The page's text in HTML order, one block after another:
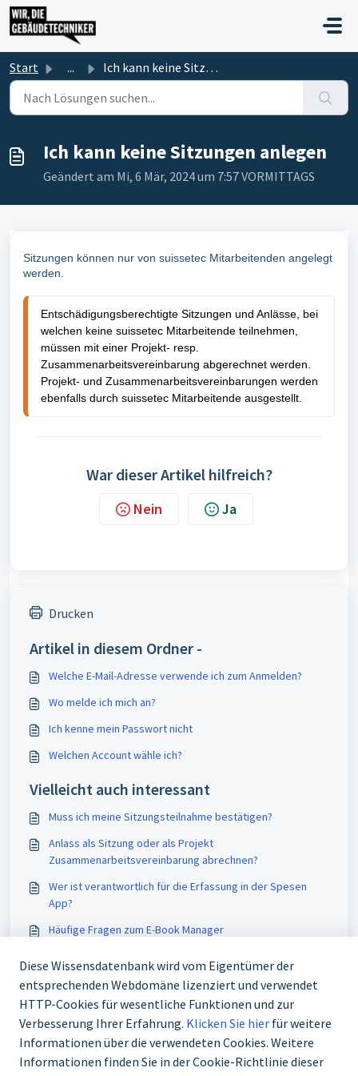
Zum hauptsächlichen Inhalt gehen
Start ... Ich kann keine Sitzungen anlegen
Ich kann keine Sitzungen anlegen
Geändert am Mi, 6 Mär, 2024 um 7:57 VORMITTAGS
Sitzungen können nur von suissetec Mitarbeitenden angelegt
werden.
Entschädigungsberechtigte Sitzungen und Anlässe, bei
welchen keine suissetec Mitarbeitende teilnehmen,
müssen mit einer Projekt- resp.
Zusammenarbeitsvereinbarung abgerechnet werden.
Projekt- und Zusammenarbeitsvereinbarungen werden
ebenfalls durch suissetec Mitarbeitende ausgestellt.
War dieser Artikel hilfreich?
Nein Ja
Drucken
Artikel in diesem Ordner -
Welche E-Mail-Adresse verwende ich zum Anmelden?
Wo melde ich mich an?
Ich kenne mein Passwort nicht
Welchen Account wähle ich?
Vielleicht auch interessant
Muss ich meine Sitzungsteilnahme bestätigen?
Anlass als Sitzung oder als Projekt
Zusammenarbeitsvereinbarung abrechnen?
Wer ist verantwortlich für die Erfassung in der Spesen
App?
Häufige Fragen zum E-Book Manager
Diese Wissensdatenbank wird vom Eigentümer der
entsprechenden Webdomäne lizenziert und verwendet
HTTP-Cookies für wesentliche Funktionen und zur
Verbesserung Ihrer Erfahrung. Klicken Sie hier für weitere
Informationen über die verwendeten Cookies. Weitere
Informationen finden Sie in der Cookie-Richtlinie dieser